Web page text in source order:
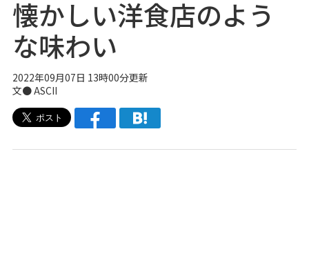
懐かしい洋食店のよう
な味わい
2022年09月07日 13時00分更新
文● ASCII